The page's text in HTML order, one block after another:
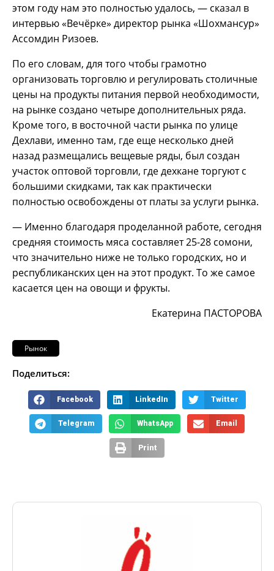
этом году нам это полностью удалось, — сказал в
интервью «Вечёрке» директор рынка «Шохмансур»
Ассомдин Ризоев.
По его словам, для того чтобы грамотно
организовать торговлю и регулировать столичные
цены на продукты питания первой необходимости,
на рынке создано четыре дополнительных ряда.
Кроме того, в восточной части рынка по улице
Дехлави, именно там, где еще несколько дней
назад размещались вещевые ряды, был создан
участок оптовой торговли, где дехкане торгуют с
большими скидками, так как практически
полностью освобождены от платы за услуги рынка.
— Именно благодаря проделанной работе, сегодня
средняя стоимость мяса составляет 25-28 сомони,
что значительно ниже не только городских, но и
республиканских цен на этот продукт. То же самое
касается цен на овощи и фрукты.
Екатерина ПАСТОРОВА
Рынок
Поделиться:
Facebook LinkedIn Twitter
Telegram WhatsApp Email
Print